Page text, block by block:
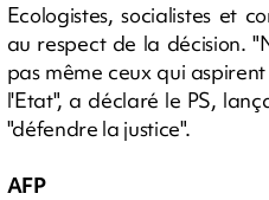
Ecologistes, socialistes et
au respect de la décision.
pas même ceux qui
l'Etat", a déclaré le PS,
"défendre la justice".
AFP